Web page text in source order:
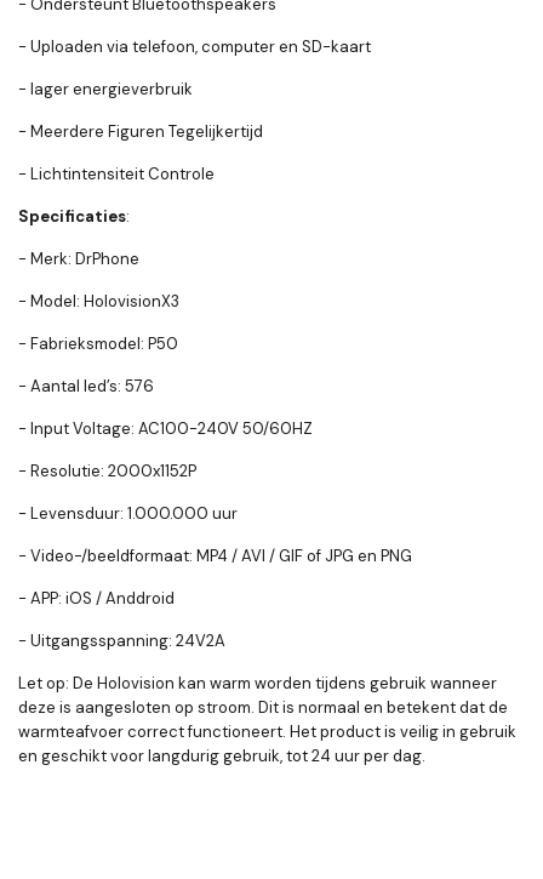
- Uploaden via telefoon, computer en SD-kaart
- lager energieverbruik
- Meerdere Figuren Tegelijkertijd
- Lichtintensiteit Controle
Specificaties:
- Merk: DrPhone
- Model: HolovisionX3
- Fabrieksmodel: P50
- Aantal led’s: 576
- Input Voltage: AC100-240V 50/60HZ
- Resolutie: 2000x1152P
- Levensduur: 1.000.000 uur
- Video-/beeldformaat: MP4 / AVI / GIF of JPG en PNG
- APP: iOS / Anddroid
- Uitgangsspanning: 24V2A
Let op: De Holovision kan warm worden tijdens gebruik wanneer
deze is aangesloten op stroom. Dit is normaal en betekent dat de
warmteafvoer correct functioneert. Het product is veilig in gebruik
en geschikt voor langdurig gebruik, tot 24 uur per dag.